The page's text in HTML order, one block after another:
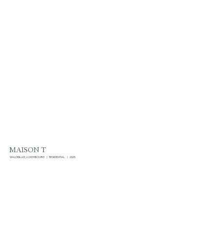
MAISON T
WALDBILLIG, LUXEMBOURG | RESIDENTIAL | 2025